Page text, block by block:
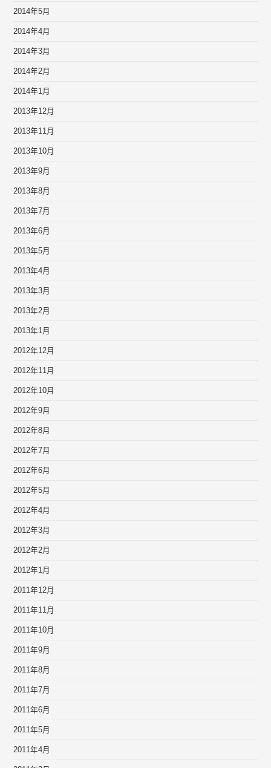
2014年5月
2014年4月
2014年3月
2014年2月
2014年1月
2013年12月
2013年11月
2013年10月
2013年9月
2013年8月
2013年7月
2013年6月
2013年5月
2013年4月
2013年3月
2013年2月
2013年1月
2012年12月
2012年11月
2012年10月
2012年9月
2012年8月
2012年7月
2012年6月
2012年5月
2012年4月
2012年3月
2012年2月
2012年1月
2011年12月
2011年11月
2011年10月
2011年9月
2011年8月
2011年7月
2011年6月
2011年5月
2011年4月